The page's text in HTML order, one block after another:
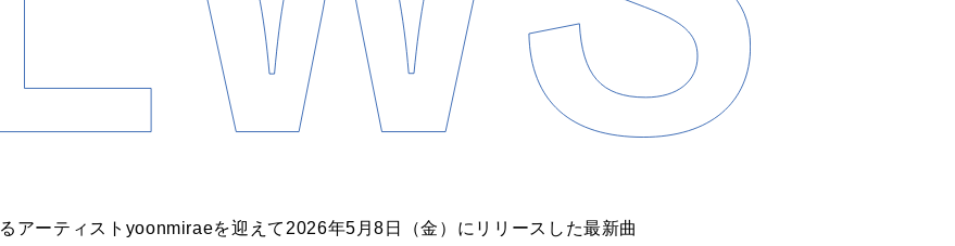
アーティスト yoonmiraeを迎えて 2026年5 月8 日（金） に リリース した最新曲